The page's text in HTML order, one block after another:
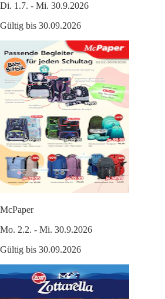
Di. 1.7. - Mi. 30.9.2026
Gültig bis 30.09.2026
McPaper
Mo. 2.2. - Mi. 30.9.2026
Gültig bis 30.09.2026